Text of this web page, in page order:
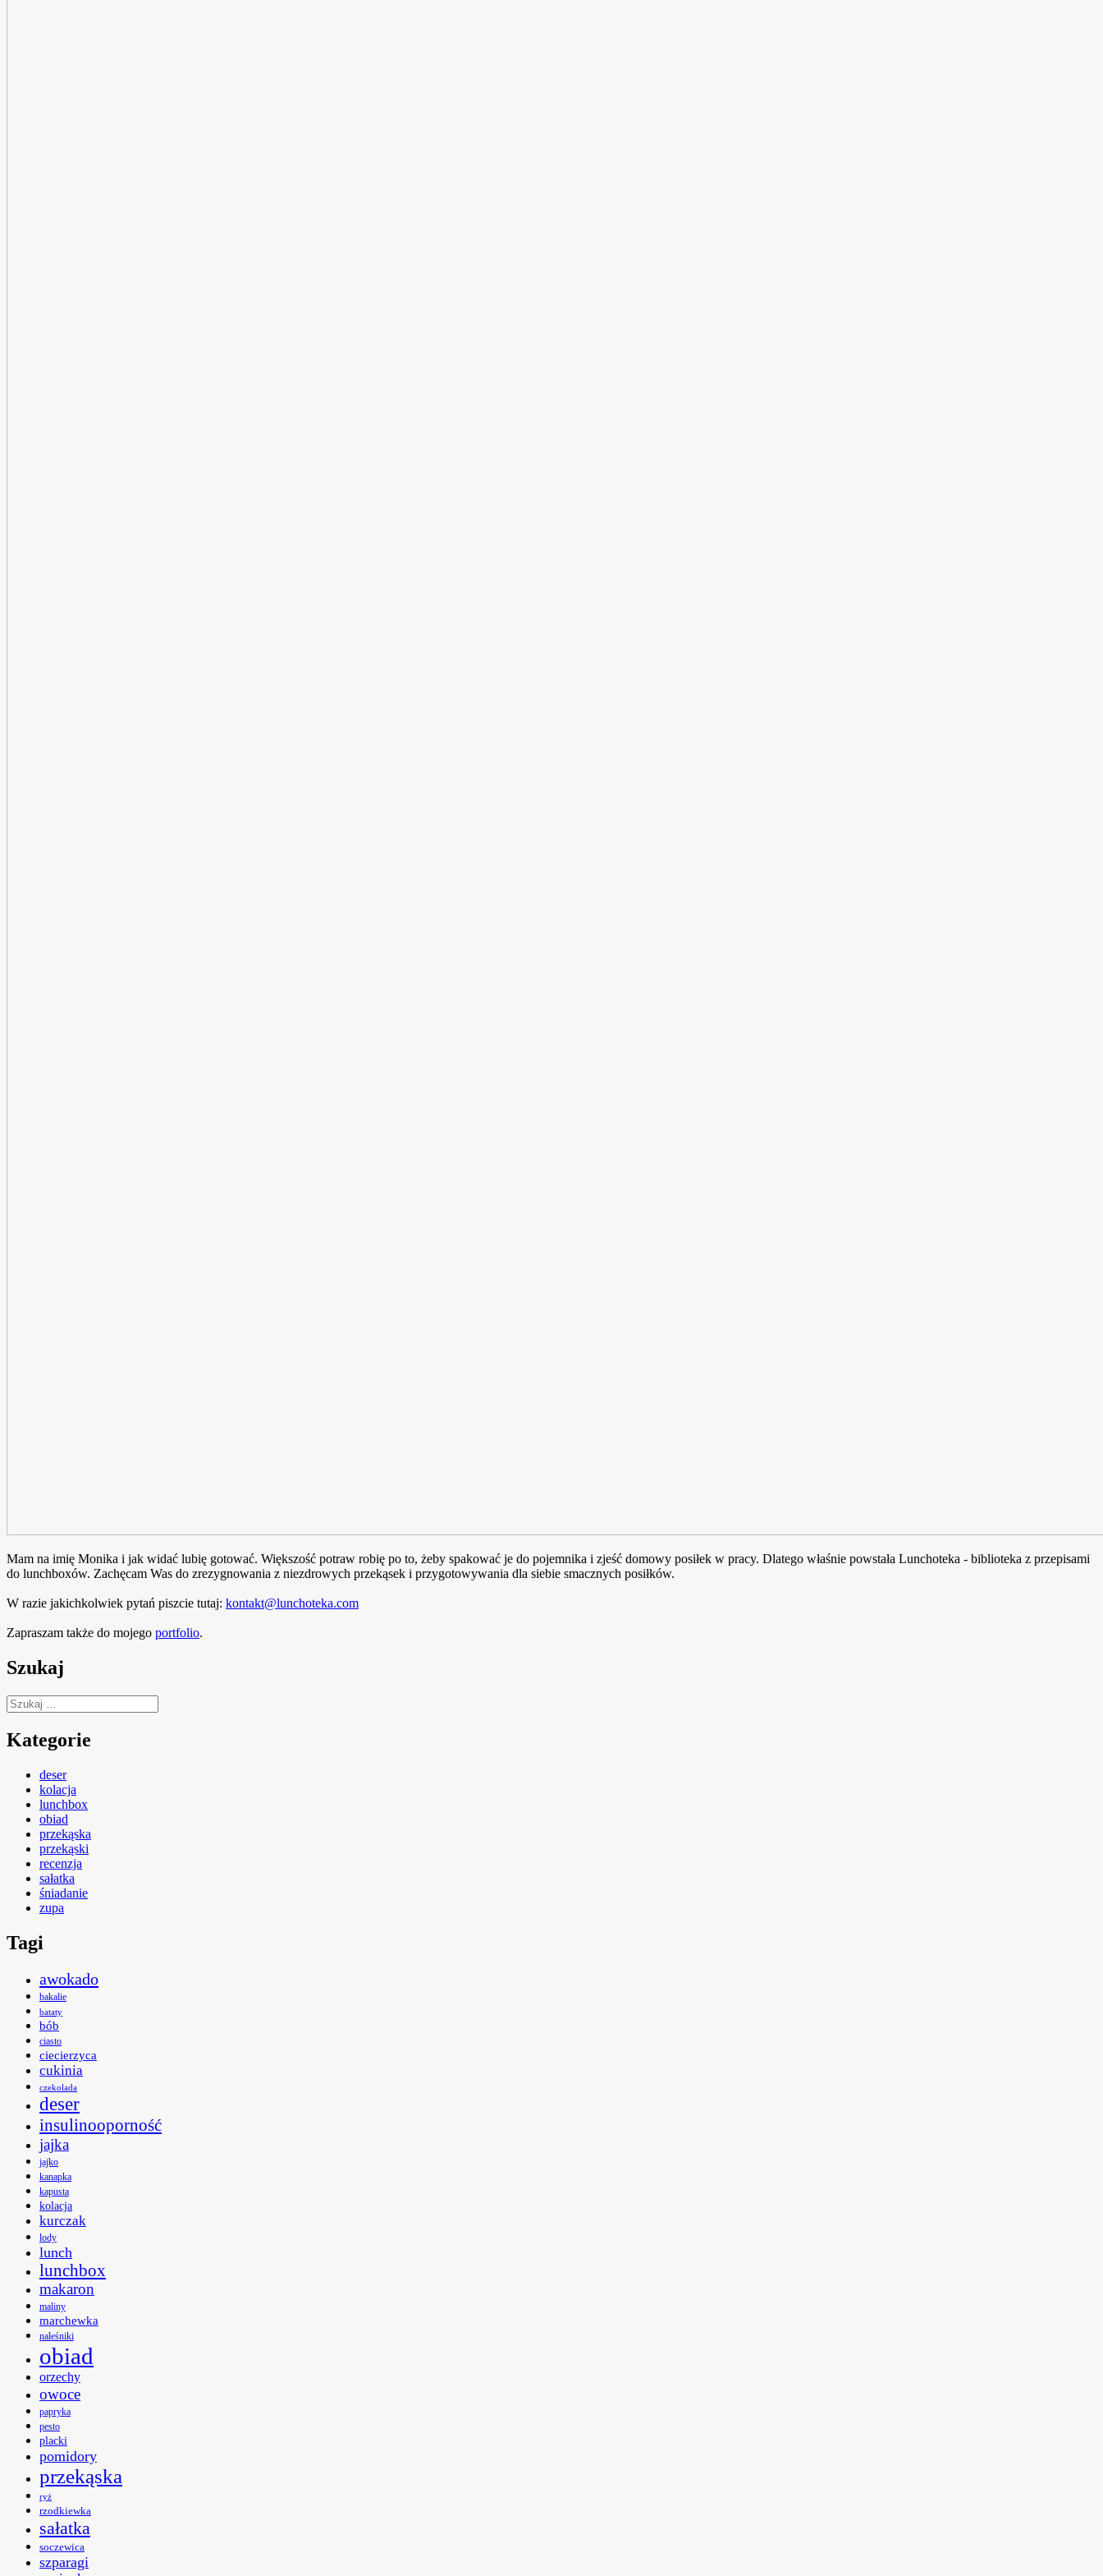
Mam na imię Monika i jak widać lubię gotować. Większość potraw robię po to, żeby spakować je do pojemnika i zjeść domowy posiłek w pracy. Dlatego właśnie powstała Lunchoteka - biblioteka z przepisami
do lunchboxów. Zachęcam Was do zrezygnowania z niezdrowych przekąsek i przygotowywania dla siebie smacznych posiłków.
W razie jakichkolwiek pytań piszcie tutaj: kontakt@lunchoteka.com
Zapraszam także do mojego portfolio.
Szukaj
Szukaj:
Kategorie
deser
kolacja
lunchbox
obiad
przekąska
przekąski
recenzja
sałatka
śniadanie
zupa
Tagi
awokado
bakalie
bataty
bób
ciasto
ciecierzyca
cukinia
czekolada
deser
insulinooporność
jajka
jajko
kanapka
kapusta
kolacja
kurczak
lody
lunch
lunchbox
makaron
maliny
marchewka
naleśniki
obiad
orzechy
owoce
papryka
pesto
placki
pomidory
przekąska
ryż
rzodkiewka
sałatka
soczewica
szparagi